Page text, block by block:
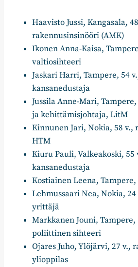
Haavisto Jussi, Kangasala,
rakennusinsinööri (AMK)
Ikonen Anna-Kaisa,
valtiosihteeri
Jaskari Harri, Tampere, 54
kansanedustaja
Jussila Anne-Mari,
ja kehittämisjohtaja, LitM
Kinnunen Jari, Nokia, 58 v.,
HTM
Kiuru Pauli, Valkeakoski, 55
kansanedustaja
Kostiainen Leena,
Lehmussaari Nea, Nokia,
yrittäjä
Markkanen Jouni, Tampere,
poliittinen sihteeri
Ojares Juho, Ylöjärvi, 27 v.,
ylioppilas